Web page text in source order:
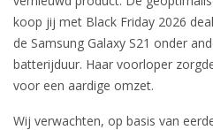
koop jij met Black Friday 2026
de Samsung Galaxy S21 onder
batterijduur. Haar voorloper
voor een aardige omzet.
Wij verwachten, op basis van